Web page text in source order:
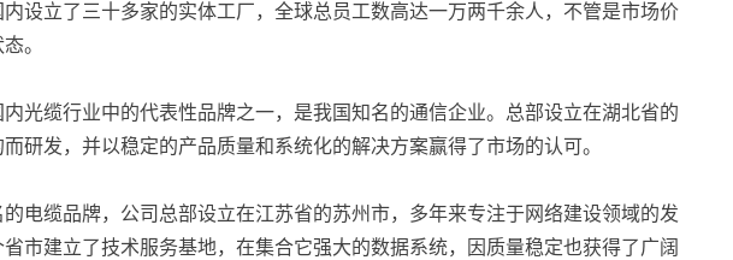
设立了三十多家的实体工厂，全球总员工数高达一万两千余人，不管是市场价
。
光缆行业中的代表性品牌之一，是我国知名的通信企业。总部设立在湖北省的
研发，并以稳定的产品质量和系统化的解决方案赢得了市场的认可。
电缆品牌，公司总部设立在江苏省的苏州市，多年来专注于网络建设领域的发
市建立了技术服务基地，在集合它强大的数据系统，因质量稳定也获得了广阔